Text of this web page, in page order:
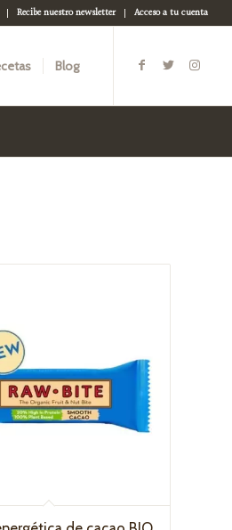
Recibe nuestro newsletter Acceso a tu cuenta
Blog